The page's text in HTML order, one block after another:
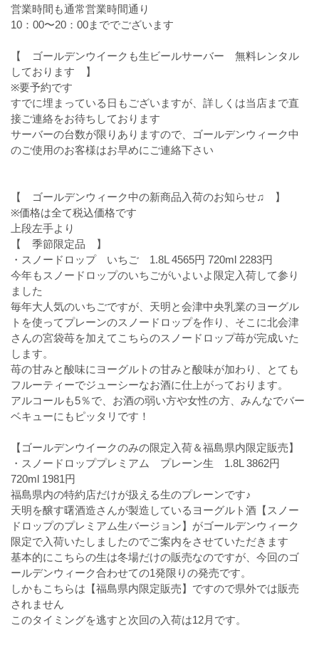
営業時間も通常営業時間通り
10：00〜20：00まででございます
【 ゴールデンウイークも生ビールサーバー 無料レンタル
しております 】
※要予約です
すでに埋まっている日もございますが、詳しくは当店まで直
接ご連絡をお待ちしております
サーバーの台数が限りありますので、ゴールデンウィーク中
のご使用のお客様はお早めにご連絡下さい
【 ゴールデンウィーク中の新商品入荷のお知らせ♫ 】
※価格は全て税込価格です
上段左手より
【 季節限定品 】
・スノードロップ いちご 1.8L 4565円 720ml 2283円
今年もスノードロップのいちごがいよいよ限定入荷して参り
ました
毎年大人気のいちごですが、天明と会津中央乳業のヨーグル
トを使ってプレーンのスノードロップを作り、そこに北会津
さんの宮袋苺を加えてこちらのスノードロップ苺が完成いた
します。
苺の甘みと酸味にヨーグルトの甘みと酸味が加わり、とても
フルーティーでジューシーなお酒に仕上がっております。
アルコールも5％で、お酒の弱い方や女性の方、みんなでバー
ベキューにもピッタリです！
【ゴールデンウイークのみの限定入荷＆福島県内限定販売】
・スノードロッププレミアム プレーン生 1.8L 3862円
720ml 1981円
福島県内の特約店だけが扱える生のプレーンです♪
天明を醸す曙酒造さんが製造しているヨーグルト酒【スノー
ドロップのプレミアム生バージョン】がゴールデンウィーク
限定で入荷いたしましたのでご案内をさせていただきます
基本的にこちらの生は冬場だけの販売なのですが、今回のゴ
ールデンウィーク合わせての1発限りの発売です。
しかもこちらは【福島県内限定販売】ですので県外では販売
されません
このタイミングを逃すと次回の入荷は12月です。